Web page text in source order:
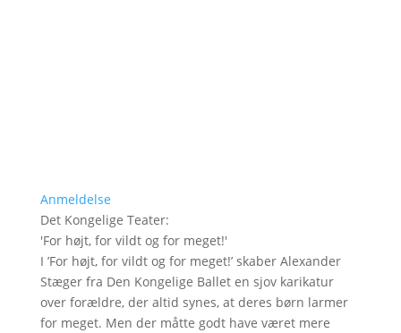
Anmeldelse
Det Kongelige Teater:
'For højt, for vildt og for meget!'
I ’For højt, for vildt og for meget!’ skaber Alexander
Stæger fra Den Kongelige Ballet en sjov karikatur
over forældre, der altid synes, at deres børn larmer
for meget. Men der måtte godt have været mere